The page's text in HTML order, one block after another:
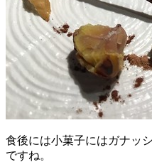
食後には小菓子にはガナッ
ですね。